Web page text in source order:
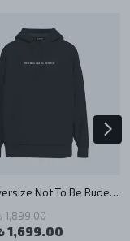
Shout Oversize Not To Be Rude But Shut The Fuck Up Unisex Hoodie
1,899.00
1,699.00